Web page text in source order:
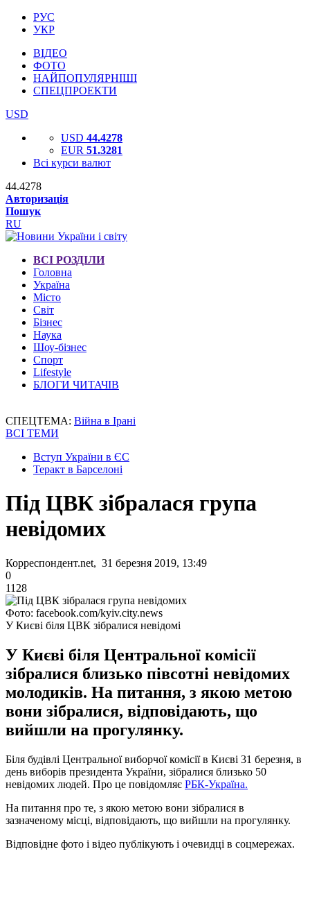
РУС
УКР
ВІДЕО
ФОТО
НАЙПОПУЛЯРНІШІ
СПЕЦПРОЕКТИ
USD
USD 44.4278
EUR 51.3281
Всі курси валют
44.4278
Авторизація
Пошук
RU
ВСІ РОЗДІЛИ
Головна
Україна
Місто
Світ
Бізнес
Наука
Шоу-бізнес
Спорт
Lifestyle
БЛОГИ ЧИТАЧІВ
СПЕЦТЕМА: Війна в Ірані
ВСІ ТЕМИ
Вступ України в ЄС
Теракт в Барселоні
Під ЦВК зібралася група
невідомих
Корреспондент.net, 31 березня 2019, 13:49
0
1128
Фото: facebook.com/kyiv.city.news
У Києві біля ЦВК зібралися невідомі
У Києві біля Центральної комісії
зібралися близько півсотні невідомих
молодиків. На питання, з якою метою
вони зібралися, відповідають, що
вийшли на прогулянку.
Біля будівлі Центральної виборчої комісії в Києві 31 березня, в
день виборів президента України, зібралися близько 50
невідомих людей. Про це повідомляє РБК-Україна.
На питання про те, з якою метою вони зібралися в
зазначеному місці, відповідають, що вийшли на прогулянку.
Відповідне фото і відео публікують і очевидці в соцмережах.